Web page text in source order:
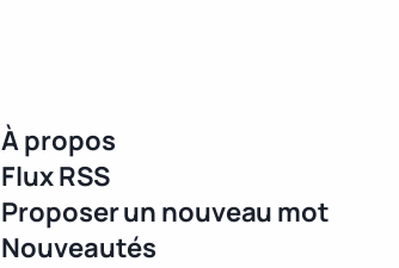
À propos
Flux RSS
Proposer un nouveau mot
Nouveautés